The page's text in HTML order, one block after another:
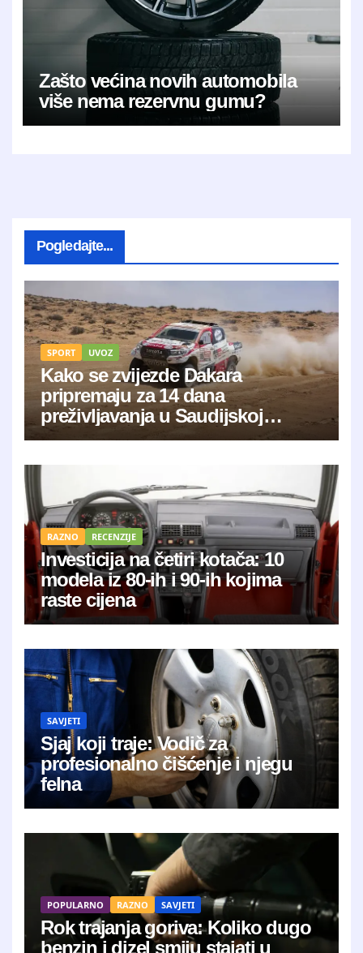
Zašto većina novih automobila
više nema rezervnu gumu?
Pogledajte...
SPORT UVOZ
Kako se zvijezde Dakara
pripremaju za 14 dana
preživljavanja u Saudijskoj
Arabiji?
RAZNO RECENZIJE
Investicija na četiri kotača: 10
modela iz 80-ih i 90-ih kojima
raste cijena
SAVJETI
Sjaj koji traje: Vodič za
profesionalno čišćenje i njegu
felna
POPULARNO RAZNO SAVJETI
Rok trajanja goriva: Koliko dugo
benzin i dizel smiju stajati u